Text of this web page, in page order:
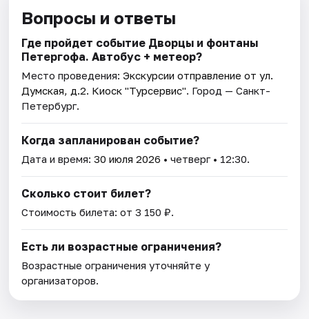
Вопросы и ответы
Где пройдет событие Дворцы и фонтаны
Петергофа. Автобус + метеор?
Место проведения:Экскурсии отправление от ул.
Думская, д.2. Киоск "Турсервис". Город — Санкт-
Петербург.
Когда запланирован событие?
Дата и время:30 июля 2026 • четверг • 12:30.
Сколько стоит билет?
Стоимость билета: от 3 150 ₽.
Есть ли возрастные ограничения?
Возрастные ограничения уточняйте у
организаторов.